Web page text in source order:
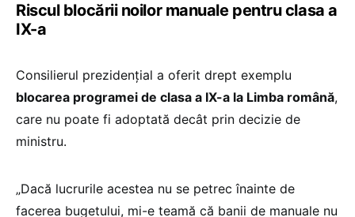
Riscul blocării noilor manuale pentru clasa a
IX-a
Consilierul prezidențial a oferit drept exemplu
blocarea programei de clasa a IX-a la Limba română,
care nu poate fi adoptată decât prin decizie de
ministru.
„Dacă lucrurile acestea nu se petrec înainte de
facerea bugetului, mi-e teamă că banii de manuale nu